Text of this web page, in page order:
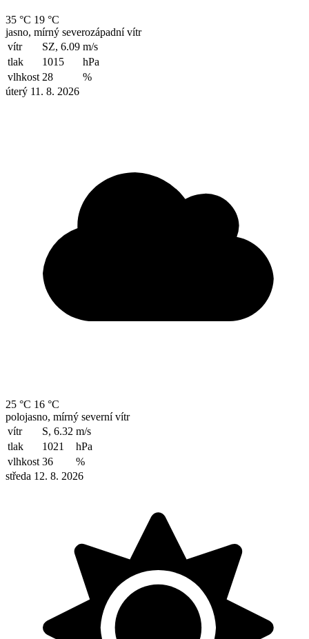
35 °C 19 °C
jasno, mírný severozápadní vítr
vítr
SZ, 6.09 m/s
tlak
1015
hPa
vlhkost 28
%
úterý 11. 8. 2026
25 °C 16 °C
polojasno, mírný severní vítr
vítr
S, 6.32 m/s
tlak
1021
hPa
vlhkost 36
%
středa 12. 8. 2026